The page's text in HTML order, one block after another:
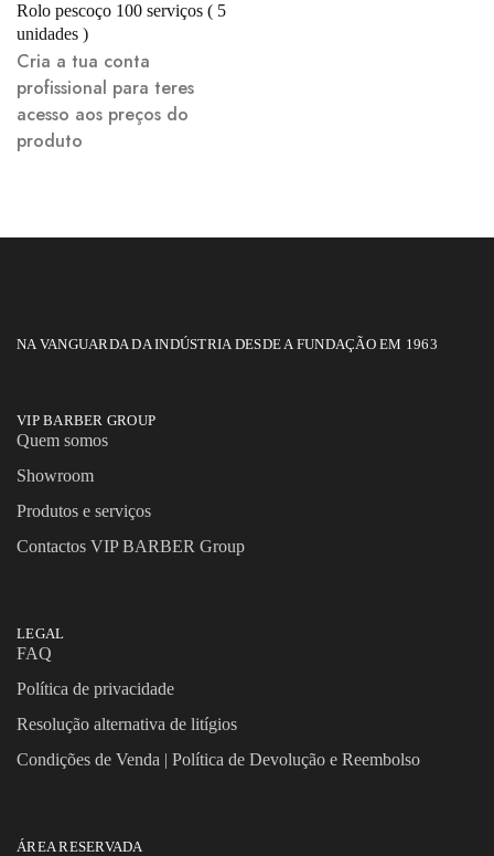
Rolo pescoço 100 serviços ( 5
unidades )
Cria a tua conta
profissional para teres
acesso aos preços do
produto
NA VANGUARDA DA INDÚSTRIA DESDE A FUNDAÇÃO EM 1963
VIP BARBER GROUP
Quem somos
Showroom
Produtos e serviços
Contactos VIP BARBER Group
LEGAL
FAQ
Política de privacidade
Resolução alternativa de litígios
Condições de Venda | Política de Devolução e Reembolso
ÁREA RESERVADA